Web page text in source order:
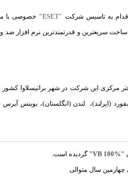
به تاسیس شرکت "ESET" خصوصی با
سریعترین و قدرتمندترین نرم افزار ضد
می باشد. دفتر مرکزی این شرکت در شهر براتیسلاوا
(ایرلند)، لندن (انگلستان)، بوینس آیرس
"VB 100%" گردیده است.
چهارمین سال متوالی